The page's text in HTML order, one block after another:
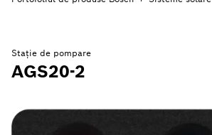
Stație de pompare
AGS20-2